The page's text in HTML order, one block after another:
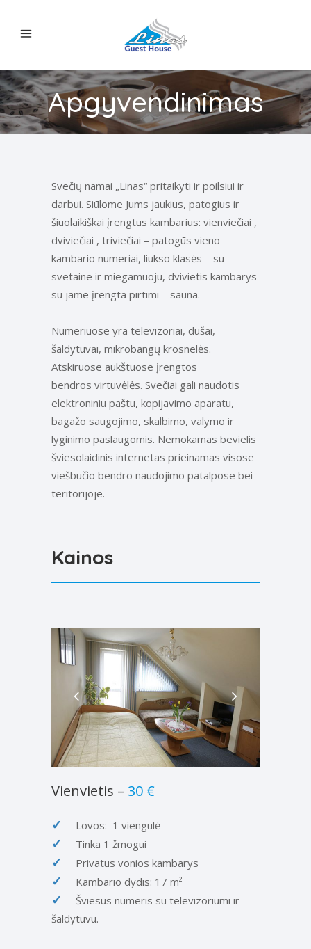
Apgyvendinimas
Svečių namai „Linas“ pritaikyti ir poilsiui ir
darbui. Siūlome Jums jaukius, patogius ir
šiuolaikiškai įrengtus kambarius: vienviečiai ,
dviviečiai , triviečiai – patogūs vieno
kambario numeriai, liukso klasės – su
svetaine ir miegamuoju, dvivietis kambarys
su jame įrengta pirtimi – sauna.
Numeriuose yra televizoriai, dušai,
šaldytuvai, mikrobangų krosnelės.
Atskiruose aukštuose įrengtos
bendros virtuvėlės. Svečiai gali naudotis
elektroniniu paštu, kopijavimo aparatu,
bagažo saugojimo, skalbimo, valymo ir
lyginimo paslaugomis. Nemokamas bevielis
šviesolaidinis internetas prieinamas visose
viešbučio bendro naudojimo patalpose bei
teritorijoje.
Kainos
Vienvietis – 30 €
Lovos: 1 viengulė
Tinka 1 žmogui
Privatus vonios kambarys
Kambario dydis: 17 m²
Šviesus numeris su televizoriumi ir
šaldytuvu.